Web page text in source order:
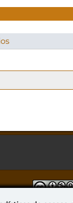
de Creative Commons